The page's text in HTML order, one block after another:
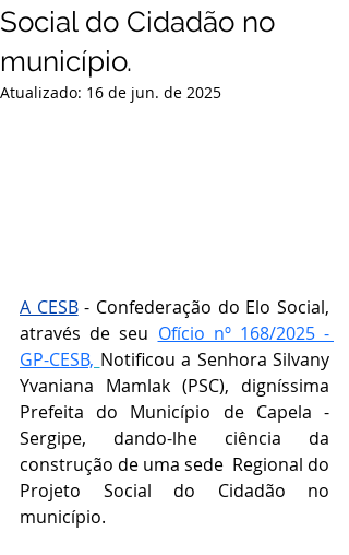
Social do Cidadão no
município.
Atualizado: 16 de jun. de 2025
A CESB - Confederação do Elo Social,
através de seu Ofício nº 168/2025 -
GP-CESB, Notificou a Senhora Silvany
Yvaniana Mamlak (PSC), digníssima
Prefeita do Município de Capela -
Sergipe, dando-lhe ciência da
construção de uma sede  Regional do
Projeto Social do Cidadão no
município.